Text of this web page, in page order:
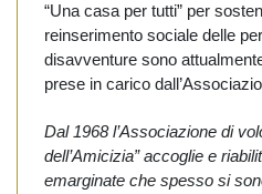
“Una casa per tutti” per
reinserimento sociale delle
disavventure sono
prese in carico
Dal 1968 l’Associazione di
dell’Amicizia” accoglie e
emarginate che spesso si